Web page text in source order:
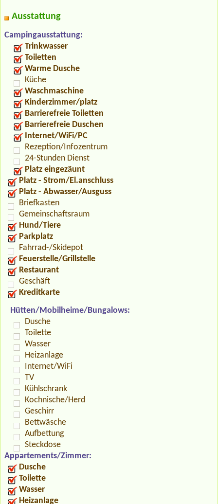
Ausstattung
Campingausstattung:
Trinkwasser
Toiletten
Warme Dusche
Küche
Waschmaschine
Kinderzimmer/platz
Barrierefreie Toiletten
Barrierefreie Duschen
Internet/WiFi/PC
Rezeption/Infozentrum
24-Stunden Dienst
Platz eingezäunt
Platz - Strom/El.anschluss
Platz - Abwasser/Ausguss
Briefkasten
Gemeinschaftsraum
Hund/Tiere
Parkplatz
Fahrrad-/Skidepot
Feuerstelle/Grillstelle
Restaurant
Geschäft
Kreditkarte
Hütten/Mobilheime/Bungalows:
Dusche
Toilette
Wasser
Heizanlage
Internet/WiFi
TV
Kühlschrank
Kochnische/Herd
Geschirr
Bettwäsche
Aufbettung
Steckdose
Appartements/Zimmer:
Dusche
Toilette
Wasser
Heizanlage